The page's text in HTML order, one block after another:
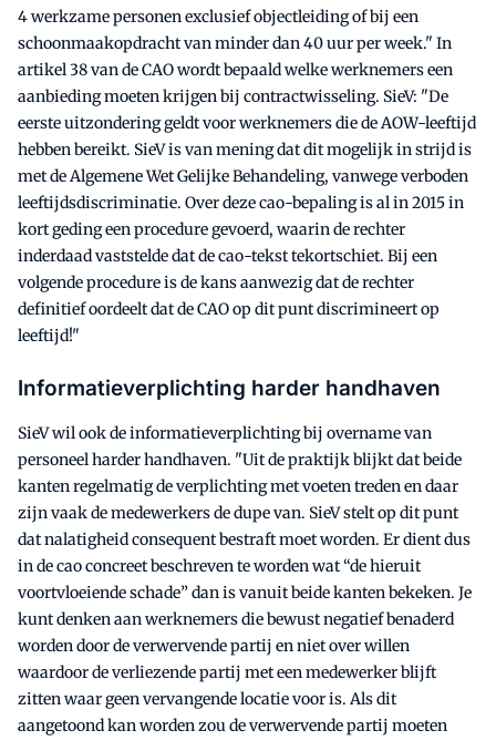
4 werkzame personen exclusief objectleiding of bij een
schoonmaakopdracht van minder dan 40 uur per week." In
artikel 38 van de CAO wordt bepaald welke werknemers een
aanbieding moeten krijgen bij contractwisseling. SieV: "De
eerste uitzondering geldt voor werknemers die de AOW-leeftijd
hebben bereikt. SieV is van mening dat dit mogelijk in strijd is
met de Algemene Wet Gelijke Behandeling, vanwege verboden
leeftijdsdiscriminatie. Over deze cao-bepaling is al in 2015 in
kort geding een procedure gevoerd, waarin de rechter
inderdaad vaststelde dat de cao-tekst tekortschiet. Bij een
volgende procedure is de kans aanwezig dat de rechter
definitief oordeelt dat de CAO op dit punt discrimineert op
leeftijd!"
Informatieverplichting harder handhaven
SieV wil ook de informatieverplichting bij overname van
personeel harder handhaven. "Uit de praktijk blijkt dat beide
kanten regelmatig de verplichting met voeten treden en daar
zijn vaak de medewerkers de dupe van. SieV stelt op dit punt
dat nalatigheid consequent bestraft moet worden. Er dient dus
in de cao concreet beschreven te worden wat “de hieruit
voortvloeiende schade” dan is vanuit beide kanten bekeken. Je
kunt denken aan werknemers die bewust negatief benaderd
worden door de verwervende partij en niet over willen
waardoor de verliezende partij met een medewerker blijft
zitten waar geen vervangende locatie voor is. Als dit
aangetoond kan worden zou de verwervende partij moeten